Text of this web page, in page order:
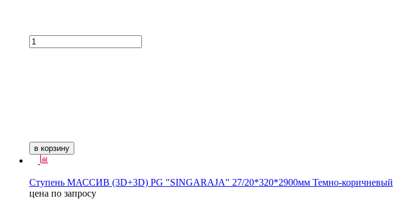
в корзину
Ступень МАССИВ (3D+3D) PG "SINGARAJA" 27/20*320*2900мм Темно-коричневый
цена по запросу